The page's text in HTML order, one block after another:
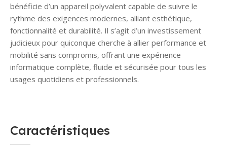
bénéficie d’un appareil polyvalent capable de suivre le
rythme des exigences modernes, alliant esthétique,
fonctionnalité et durabilité. Il s’agit d’un investissement
judicieux pour quiconque cherche à allier performance et
mobilité sans compromis, offrant une expérience
informatique complète, fluide et sécurisée pour tous les
usages quotidiens et professionnels.
Caractéristiques